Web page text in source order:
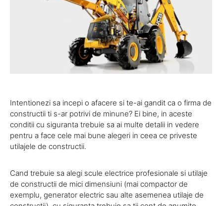
Intentionezi sa incepi o afacere si te-ai gandit ca o firma de
constructii ti s-ar potrivi de minune? Ei bine, in aceste
conditii cu siguranta trebuie sa ai multe detalii in vedere
pentru a face cele mai bune alegeri in ceea ce priveste
utilajele de constructii.
Cand trebuie sa alegi scule electrice profesionale si utilaje
de constructii de mici dimensiuni (mai compactor de
exemplu, generator electric sau alte asemenea utilaje de